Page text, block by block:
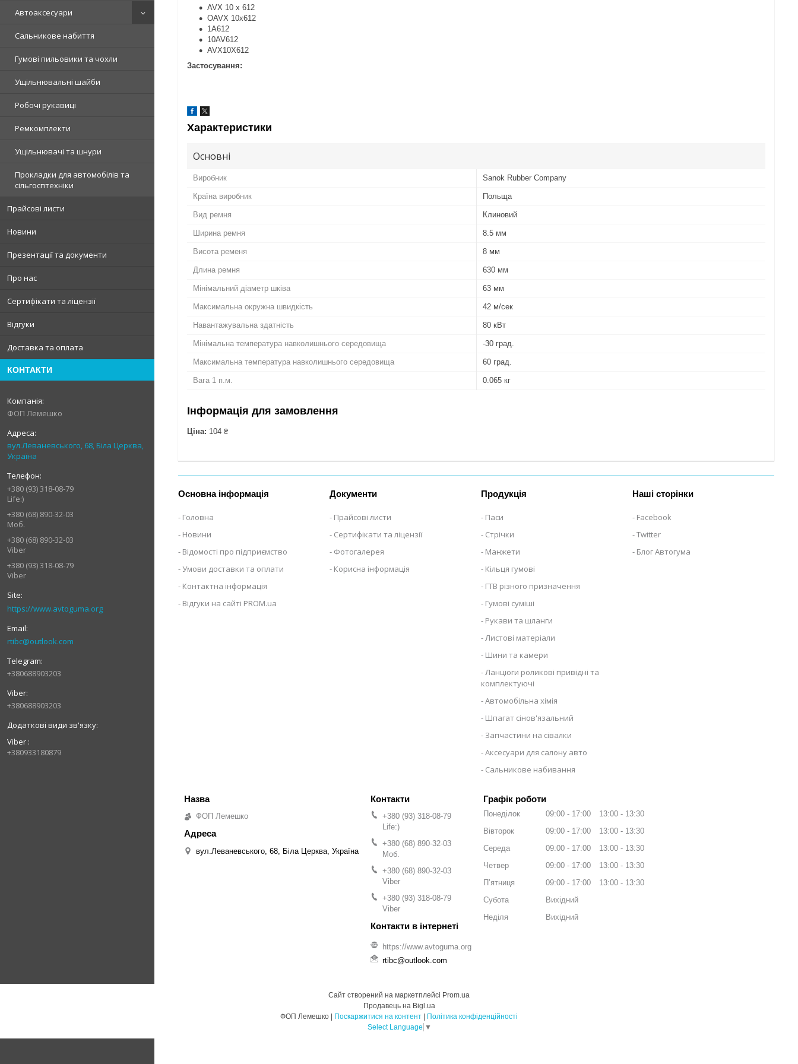
Автоаксесуари
Сальникове набиття
Гумові пильовики та чохли
Ущільнювальні шайби
Робочі рукавиці
Ремкомплекти
Ущільнювачі та шнури
Прокладки для автомобілів та
сільгосптехніки
Прайсові листи
Новини
Презентації та документи
Про нас
Сертифікати та ліцензії
Відгуки
Доставка та оплата
КОНТАКТИ
ФОП Лемешко
вул.Леваневського, 68, Біла Церква,
Україна
+380 (93) 318-08-79
Life:)
+380 (68) 890-32-03
Моб.
+380 (68) 890-32-03
Viber
+380 (93) 318-08-79
Viber
https://www.avtoguma.org
rtibc@outlook.com
+380688903203
+380688903203
Viber
+380933180879
AVX 10 x 612
OAVX 10х612
1A612
10AV612
AVX10X612
Застосування:
Характеристики
Основні
Виробник Sanok Rubber Company
Країна виробник Польща
Вид ремня Клиновий
Ширина ремня 8.5 мм
Висота ременя 8 мм
Длина ремня 630 мм
Мінімальний діаметр шківа 63 мм
Максимальна окружна швидкість 42 м/сек
Навантажувальна здатність 80 кВт
Мінімальна температура навколишнього середовища -30 град.
Максимальна температура навколишнього середовища 60 град.
Вага 1 п.м. 0.065 кг
Інформація для замовлення
Ціна: 104 ₴
Основна інформація
Головна
Новини
Відомості про підприємство
Умови доставки та оплати
Контактна інформація
Відгуки на сайті PROM.ua
Документи
Прайсові листи
Сертифікати та ліцензії
Фотогалерея
Корисна інформація
Продукція
Паси
Стрічки
Манжети
Кільця гумові
ГТВ різного призначення
Гумові суміші
Рукави та шланги
Листові матеріали
Шини та камери
Ланцюги роликові привідні та
комплектуючі
Автомобільна хімія
Шпагат сінов'язальний
Запчастини на сівалки
Аксесуари для салону авто
Сальникове набивання
Наші сторінки
Facebook
Twitter
Блог Автогума
ФОП Лемешко
вул.Леваневського, 68, Біла Церква, Україна
+380 (93) 318-08-79
Life:)
+380 (68) 890-32-03
Моб.
+380 (68) 890-32-03
Viber
+380 (93) 318-08-79
Viber
https://www.avtoguma.org
rtibc@outlook.com
Графік роботи
Понеділок 09:00 17:00 13:00
13:30
Вівторок
09:00 17:00 13:00
13:30
Середа
09:00 17:00 13:00
13:30
Четвер
09:00 17:00 13:00
13:30
Пʼятниця
09:00 17:00 13:00
13:30
Субота
Вихідний
Неділя
Вихідний
Сайт створений на маркетплейсі Prom.ua
Продавець на Bigl.ua
ФОП Лемешко | Поскаржитися на контент | Політика конфіденційності
Select Language ▼